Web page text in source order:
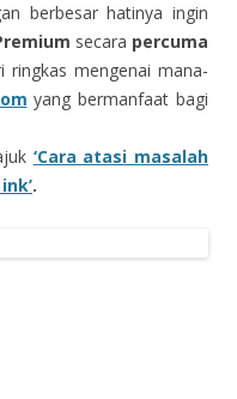
berbesar hatinya ingin
secara percuma
ringkas mengenai mana-
yang bermanfaat bagi
‘Cara atasi masalah
.